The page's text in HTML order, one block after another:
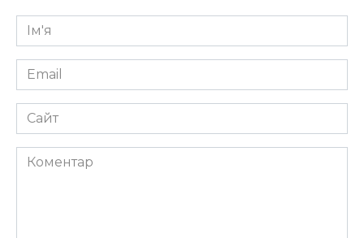
Ім'я
*
Email
*
Сайт
Коментар